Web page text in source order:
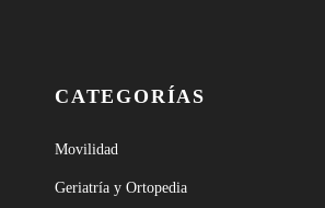
CATEGORÍAS
Movilidad
Geriatría y Ortopedia